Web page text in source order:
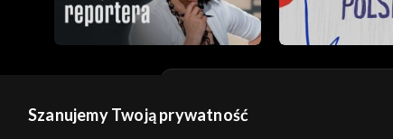
© 2026 Telewizja Polska S.A. w likwidacji
Szanujemy Twoją prywatność